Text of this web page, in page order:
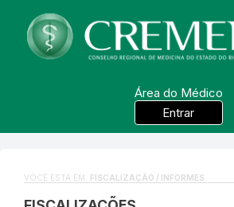
Área do Médico
Entrar
VOCÊ ESTÁ EM: FISCALIZAÇÃO / INFORMES